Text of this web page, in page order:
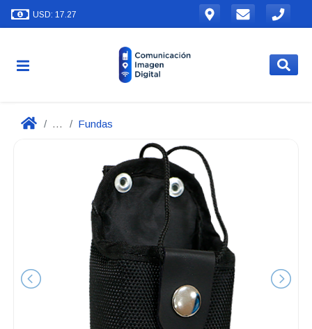
USD: 17.27
... Fundas